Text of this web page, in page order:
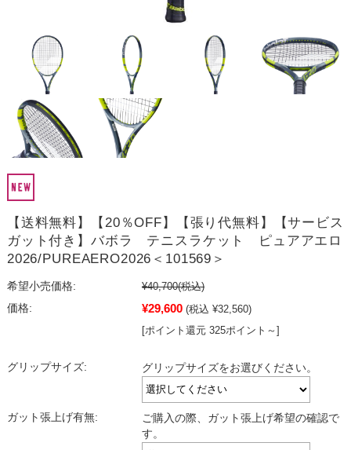
【送料無料】【20％OFF】【張り代無料】【サービス
ガット付き】バボラ テニスラケット ピュアアエロ
2026/PUREAERO2026＜101569＞
希望小売価格: ¥40,700(税込)
価格:
¥29,600 (税込 ¥32,560)
[ポイント還元 325ポイント～]
グリップサイズ: グリップサイズをお選びください。
ガット張上げ有無:
ご購入の際、ガット張上げ希望の確認で
す。